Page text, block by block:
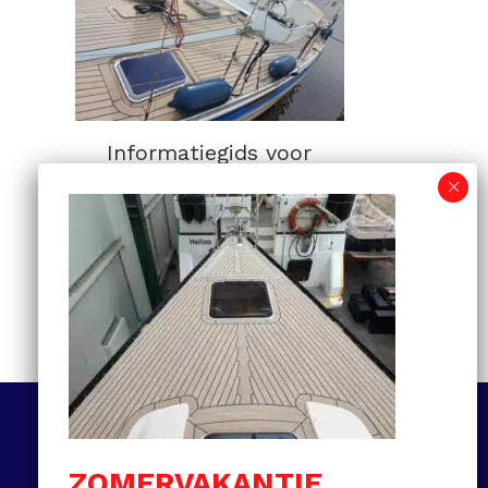
Informatiegids voor
van selectie tot
onderhoud en prijzen
MEER LEZEN
Volg ons